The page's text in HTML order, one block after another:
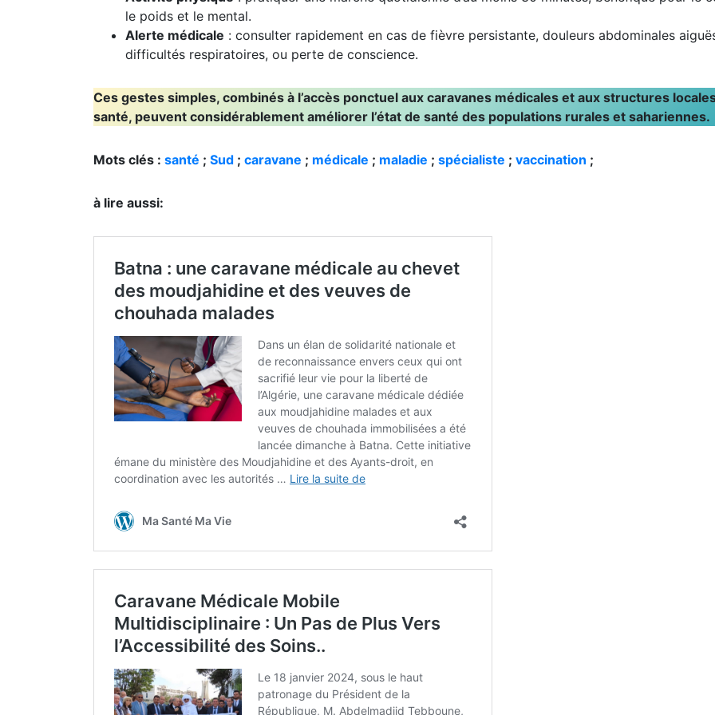
Activité physique: pratiquer une marche quotidienne d’au moins 30 minutes, bénéfique pour le
le poids et le mental.
Alerte médicale: consulter rapidement en cas de fièvre persistante, douleurs abdominales aiguës,
Ces gestes simples, combinés à l’accès ponctuel aux caravanes médicales et aux structures locales